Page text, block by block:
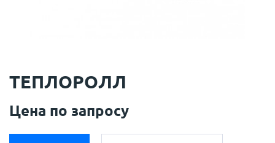
ТЕПЛОРОЛЛ
Цена по запросу